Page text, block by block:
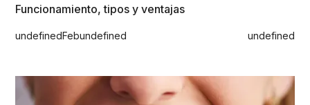
Funcionamiento, tipos y ventajas
undefinedFebundefined undefined